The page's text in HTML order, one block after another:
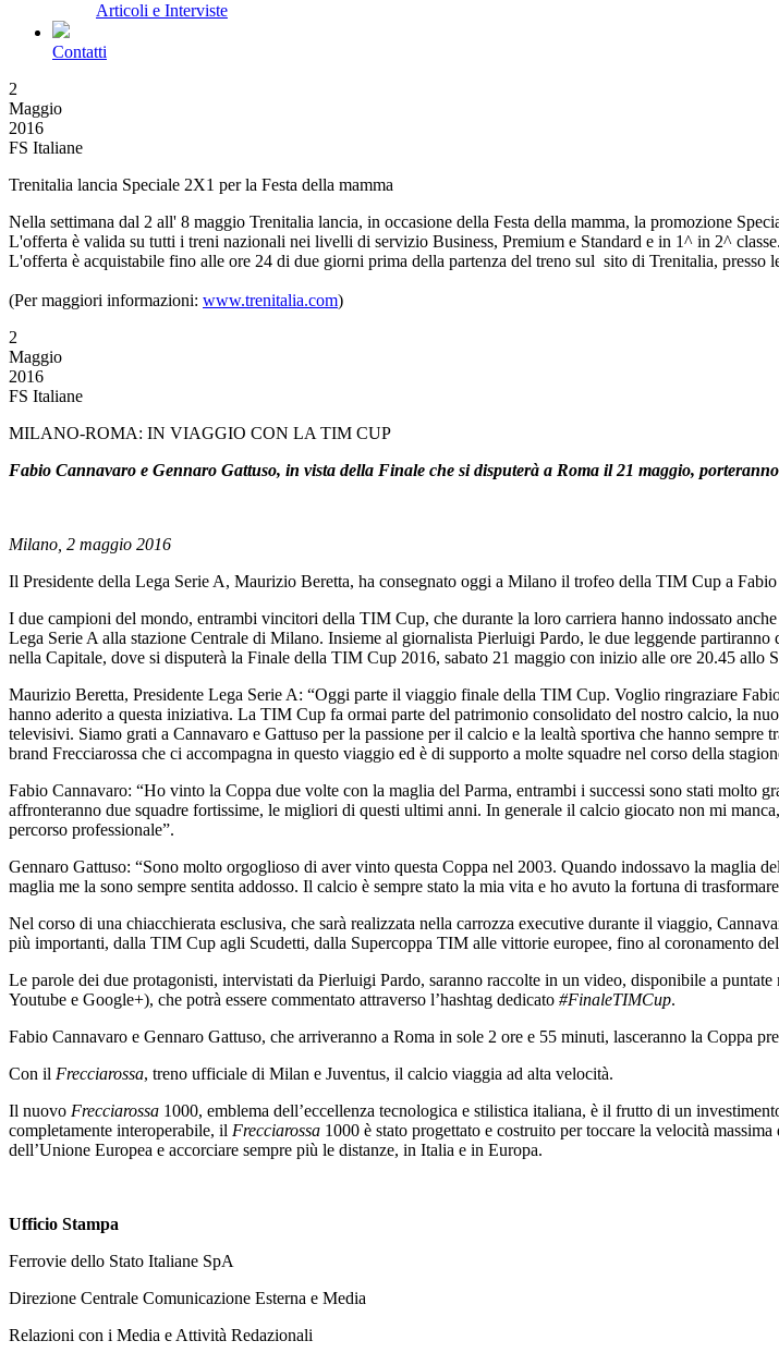
Articoli e Interviste
Contatti
2
Maggio
2016
FS Italiane
Trenitalia lancia Speciale 2X1 per la Festa della mamma
Nella settimana dal 2 all' 8 maggio Trenitalia lancia, in occasione della Festa della mamma, la promozione
L'offerta è valida su tutti i treni nazionali nei livelli di servizio Business, Premium e Standard e in 1^ in 2^
L'offerta è acquistabile fino alle ore 24 di due giorni prima della partenza del treno sul sito di Trenitalia,
(Per maggiori informazioni: www.trenitalia.com)
2
Maggio
2016
FS Italiane
MILANO-ROMA: IN VIAGGIO CON LA TIM CUP
Fabio Cannavaro e Gennaro Gattuso, in vista della Finale che si disputerà a Roma il 21 maggio,
Milano, 2 maggio 2016
Il Presidente della Lega Serie A, Maurizio Beretta, ha consegnato oggi a Milano il trofeo della TIM Cup a
I due campioni del mondo, entrambi vincitori della TIM Cup, che durante la loro carriera hanno indossato
Lega Serie A alla stazione Centrale di Milano. Insieme al giornalista Pierluigi Pardo, le due leggende
nella Capitale, dove si disputerà la Finale della TIM Cup 2016, sabato 21 maggio con inizio alle ore 20.45 allo
Maurizio Beretta, Presidente Lega Serie A: “Oggi parte il viaggio finale della TIM Cup. Voglio ringraziare
hanno aderito a questa iniziativa. La TIM Cup fa ormai parte del patrimonio consolidato del nostro calcio, la
televisivi. Siamo grati a Cannavaro e Gattuso per la passione per il calcio e la lealtà sportiva che hanno
brand Frecciarossa che ci accompagna in questo viaggio ed è di supporto a molte squadre nel corso della
Fabio Cannavaro: “Ho vinto la Coppa due volte con la maglia del Parma, entrambi i successi sono stati
affronteranno due squadre fortissime, le migliori di questi ultimi anni. In generale il calcio giocato non mi
percorso professionale”.
Gennaro Gattuso: “Sono molto orgoglioso di aver vinto questa Coppa nel 2003. Quando indossavo la maglia
maglia me la sono sempre sentita addosso. Il calcio è sempre stato la mia vita e ho avuto la fortuna di
Nel corso di una chiacchierata esclusiva, che sarà realizzata nella carrozza executive durante il viaggio,
più importanti, dalla TIM Cup agli Scudetti, dalla Supercoppa TIM alle vittorie europee, fino al coronamento
Le parole dei due protagonisti, intervistati da Pierluigi Pardo, saranno raccolte in un video, disponibile a
Youtube e Google+), che potrà essere commentato attraverso l’hashtag dedicato #FinaleTIMCup.
Fabio Cannavaro e Gennaro Gattuso, che arriveranno a Roma in sole 2 ore e 55 minuti, lasceranno la Coppa
Con il Frecciarossa, treno ufficiale di Milan e Juventus, il calcio viaggia ad alta velocità.
Il nuovo Frecciarossa 1000, emblema dell’eccellenza tecnologica e stilistica italiana, è il frutto di un
completamente interoperabile, il Frecciarossa 1000 è stato progettato e costruito per toccare la velocità
dell’Unione Europea e accorciare sempre più le distanze, in Italia e in Europa.
Ufficio Stampa
Ferrovie dello Stato Italiane SpA
Direzione Centrale Comunicazione Esterna e Media
Relazioni con i Media e Attività Redazionali